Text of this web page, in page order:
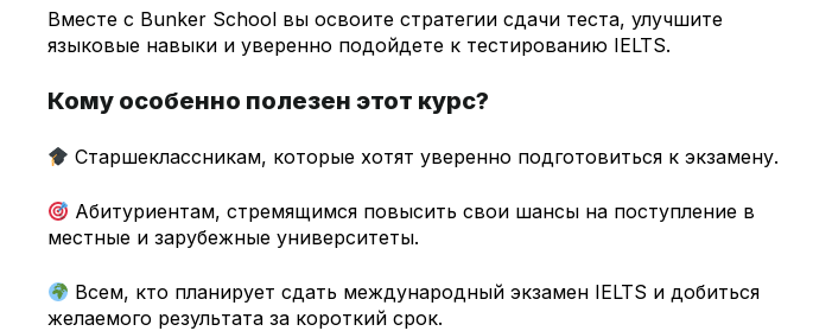
Вместе с Bunker School вы освоите стратегии сдачи теста, улучшите
языковые навыки и уверенно подойдете к тестированию IELTS.
Кому особенно полезен этот курс?
Старшеклассникам, которые хотят уверенно подготовиться к экзамену.
Абитуриентам, стремящимся повысить свои шансы на поступление в
местные и зарубежные университеты.
Всем, кто планирует сдать международный экзамен IELTS и добиться
желаемого результата за короткий срок.